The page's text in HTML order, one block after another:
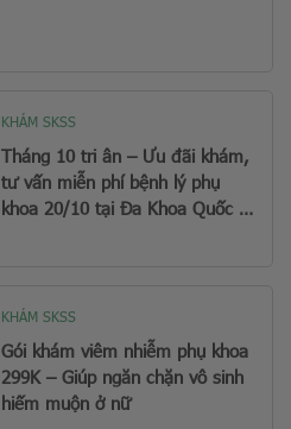
KHÁM SKSS
Tháng 10 tri ân – Ưu đãi khám,
tư vấn miễn phí bệnh lý phụ
khoa 20/10 tại Đa Khoa Quốc Tế
KHÁM SKSS
Gói khám viêm nhiễm phụ khoa
299K – Giúp ngăn chặn vô sinh
hiếm muộn ở nữ